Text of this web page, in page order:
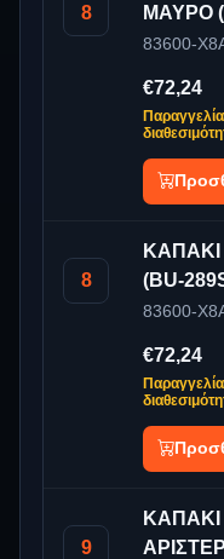
8
ΜΑΥΡΟ
83600-
€72,24
8
(BU-
83600-
€72,24
9